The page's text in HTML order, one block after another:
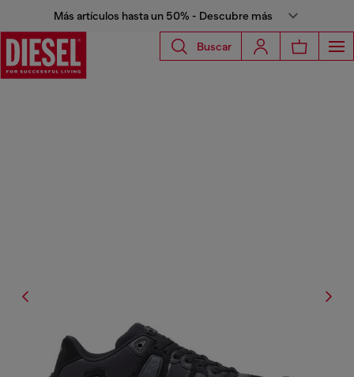
Más artículos hasta un 50% - Descubre más
Buscar